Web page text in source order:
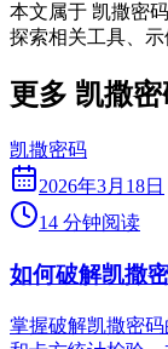
本文属于 凯撒密
探索相关工具、示
更多 凯撒
凯撒密码
2026年3月18日
14 分钟阅读
如何破解凯撒
掌握破解凯撒密